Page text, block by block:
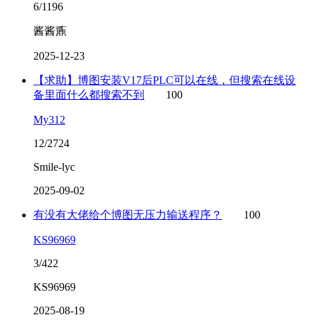
6/1196
酱酱鼒
2025-12-23
【求助】博图安装V17后PLC可以在线，但搜索在线设
备里面什么都搜索不到
100
My312
12/2724
Smile-lyc
2025-09-02
有没有大佬给个博图无压力输送程序？ 100
KS96969
3/422
KS96969
2025-08-19